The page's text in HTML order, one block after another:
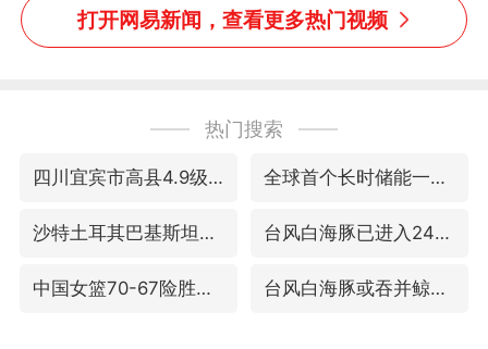
打开网易新闻，查看更多热门视频
热门搜索
四川宜宾市高县4.9级地震致1人死亡 全球首个长时储能一体化产业园量产
沙特土耳其巴基斯坦签署共同防务协议 台风白海豚已进入24小时警戒线
中国女篮70-67险胜尼日利亚女篮 台风白海豚或吞并鲸鱼 登陆地点更新